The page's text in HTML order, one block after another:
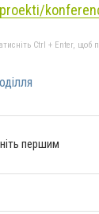
Ctrl + Enter, щоб
першим